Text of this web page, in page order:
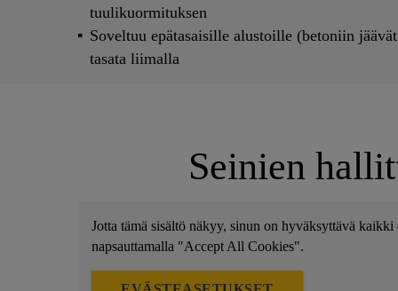
tuulikuormituksen
Soveltuu epätasaisille alustoille (betoniin
tasata liimalla
Seinien
Jotta tämä sisältö näkyy, sinun on hyväksyttävä kaikki
napsauttamalla "Accept All Cookies".